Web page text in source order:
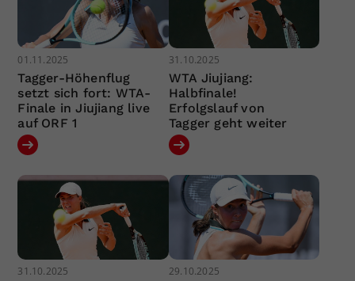
01.11.2025
Tagger-Höhenflug
setzt sich fort: WTA-
Finale in Jiujiang live
auf ORF 1
31.10.2025
WTA Jiujiang:
Halbfinale!
Erfolgslauf von
Tagger geht weiter
31.10.2025 29.10.2025